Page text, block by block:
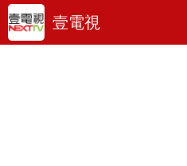
壹電視